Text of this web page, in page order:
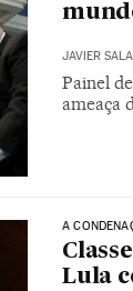
JAVIER
Painel
ameaça
A
Lula